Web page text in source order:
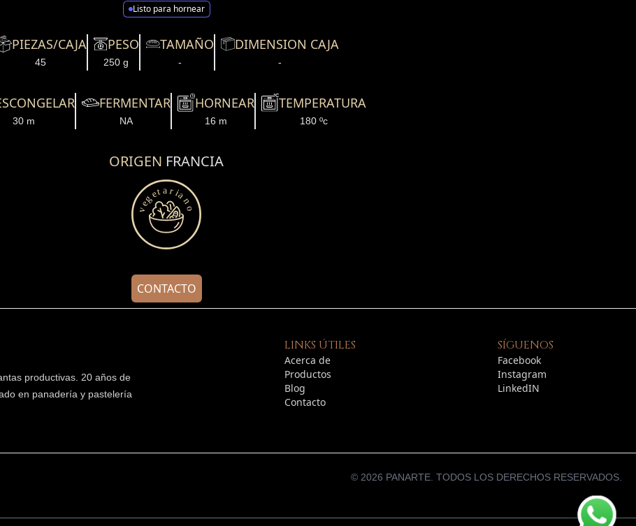
Listo para hornear
PIEZAS/CAJA
45
PESO
250 g
TAMAÑO
-
DIMENSION CAJA
-
30 m
FERMENTAR
NA
HORNEAR
16 m
TEMPERATURA
180 ºc
ORIGEN FRANCIA
CONTACTO
productivas. 20años de
en panadería y pastelería
LINKS ÚTILES
Acerca de
Productos
Blog
Contacto
SÍGUENOS
Facebook
Instagram
LinkedIN
© 2026 PANARTE. TODOS LOS DERECHOS RESERVADOS.